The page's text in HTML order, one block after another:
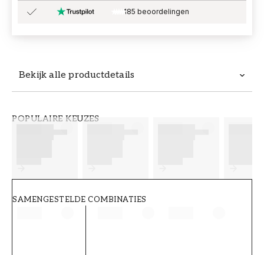
Bekijk alle productdetails
POPULAIRE KEUZES
SAMENGESTELDE COMBINATIES
185 beoordelingen